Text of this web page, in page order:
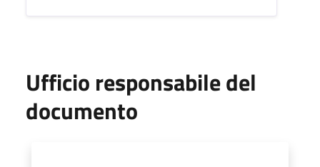
Ufficio responsabile del
documento